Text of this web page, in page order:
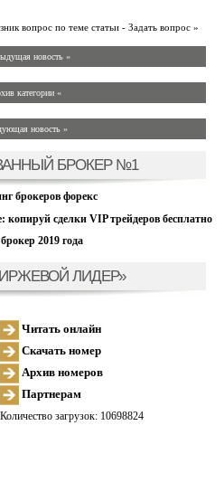
вопрос по теме статьи - Задать вопрос »
новость «
категории «
новость »
БРОКЕР №1
брокеров форекс
копируй сделки VIP трейдеров бесплатно
2019 года
ЛИДЕР»
Читать онлайн
Скачать номер
Архив номеров
Партнерам
Количество загрузок: 10698824